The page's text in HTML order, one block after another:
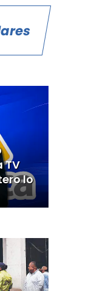
TV
lo